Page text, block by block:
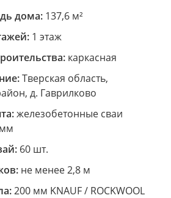
дома:137,6 м²
1 этаж
каркасная
Тверская область,
д. Гаврилково
железобетонные сваи
60 шт.
не менее 2,8 м
200 мм KNAUF / ROCKWOOL